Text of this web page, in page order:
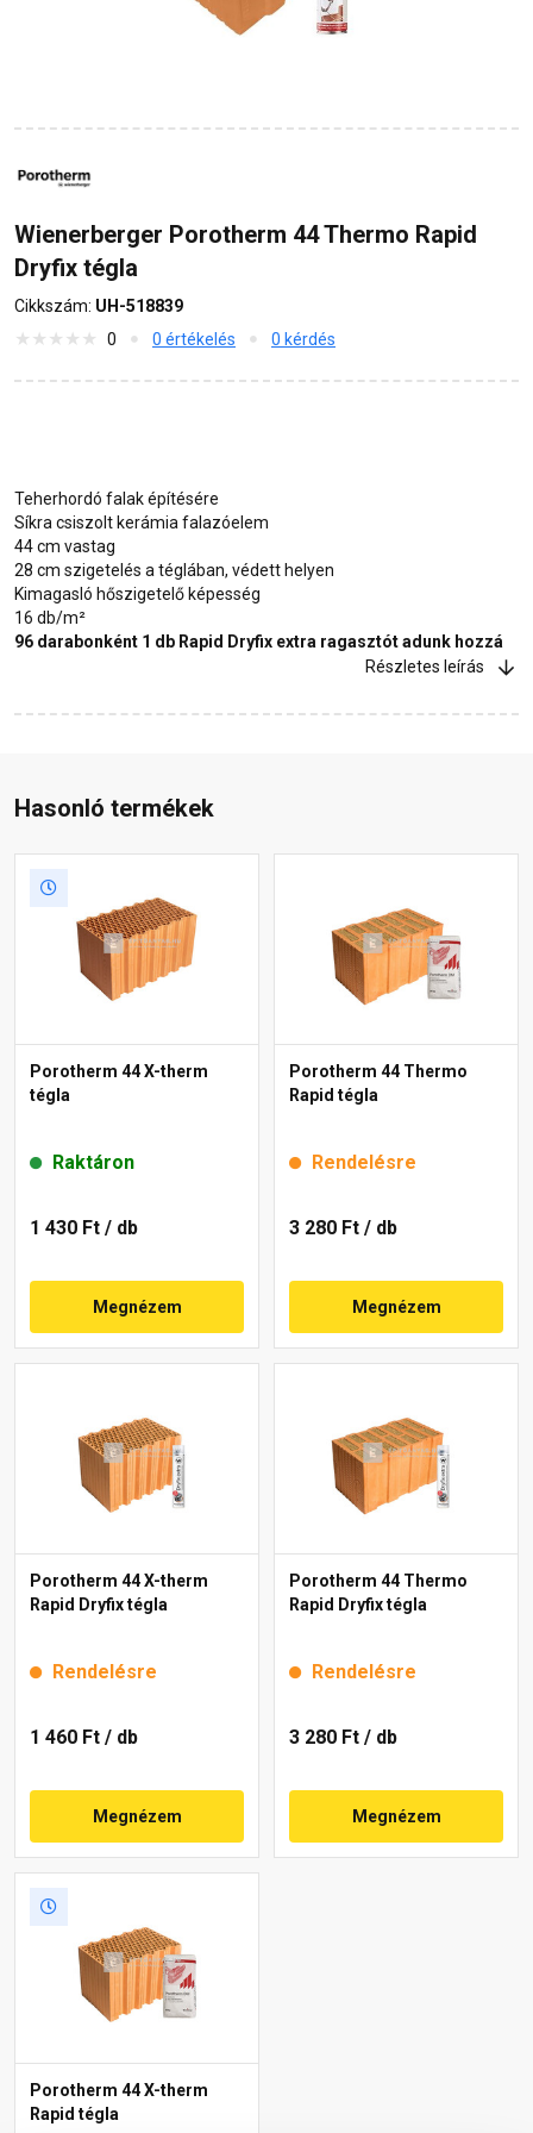
Wienerberger Porotherm 44 Thermo Rapid
Dryfix tégla
Cikkszám: UH-518839
0
0 értékelés 0 kérdés
Teherhordó falak építésére
Síkra csiszolt kerámia falazóelem
44 cm vastag
28 cm szigetelés a téglában, védett helyen
Kimagasló hőszigetelő képesség
16 db/m²
96 darabonként 1 db Rapid Dryfix extra ragasztót adunk hozzá
Részletes leírás
Hasonló termékek
Porotherm 44 X-therm
tégla
Raktáron
1 430 Ft / db
Megnézem
Porotherm 44 Thermo
Rapid tégla
Rendelésre
3 280 Ft / db
Megnézem
Porotherm 44 X-therm
Rapid Dryfix tégla
Rendelésre
1 460 Ft / db
Megnézem
Porotherm 44 Thermo
Rapid Dryfix tégla
Rendelésre
3 280 Ft / db
Megnézem
Porotherm 44 X-therm
Rapid tégla